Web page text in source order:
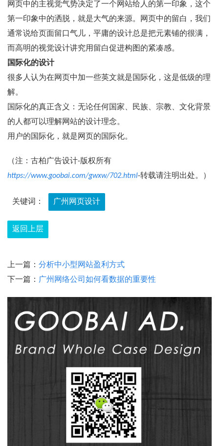
网页中的主视觉气势决定了一个网站给人的第一印象，这个
第一印象中的洒脱，就是大气的来源。网页中的留白，我们
通常说给页面留口气儿，平庸的设计总是把元素铺的很满，
而高明的视觉设计讲究用留白促进构图的紧凑感。
国际化的设计
很多人认为在网页中加一些英文就是国际化，这是低级的理
解。
国际化的真正含义：无论任何国家、民族、宗教、文化背景
的人都可以理解网站的设计理念。
用户的国际化，就是网页的国际化。
（注：古柏广告设计-版权所有
https://www.goobai.com/gwxw/702.html-转载请注明出处。）
关键词： 广州网页设计
返回上层
上一篇： 分析中小型网站盈利方式
下一篇： 广州网络公司如何看数据的重要性